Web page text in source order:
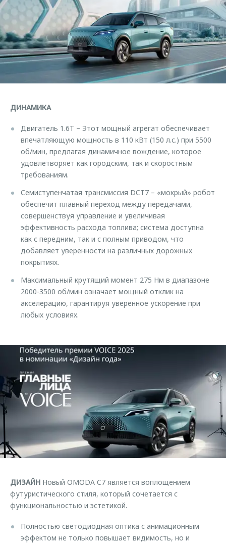
Страхование
Кредитный калькулятор
Аксессуары
Одежда и сувениры
Оригинальные аксессуары
Калькулятор трейд-ин
Клиентская поддержка
O&J Автоклуб
Клуб владельцев OMODA
Приложение O&J
Аксессуары
Запчасти
Обратная связь
ДИНАМИКА
Двигатель 1.6T – Этот мощный агрегат обеспечивает
впечатляющую мощность в 110 кВт (150 л.с.) при 5500
об/мин, предлагая динамичное вождение, которое
удовлетворяет как городским, так и скоростным
требованиям.
Семиступенчатая трансмиссия DCT7 – «мокрый» робот
обеспечит плавный переход между передачами,
совершенствуя управление и увеличивая
эффективность расхода топлива; система доступна
как с передним, так и с полным приводом, что
добавляет уверенности на различных дорожных
покрытиях.
Максимальный крутящий момент 275 Нм в диапазоне
2000-3500 об/мин означает мощный отклик на
акселерацию, гарантируя уверенное ускорение при
любых условиях.
ДИЗАЙН Новый OMODA C7 является воплощением
футуристического стиля, который сочетается с
функциональностью и эстетикой.
Полностью светодиодная оптика с анимационным
эффектом не только повышает видимость, но и